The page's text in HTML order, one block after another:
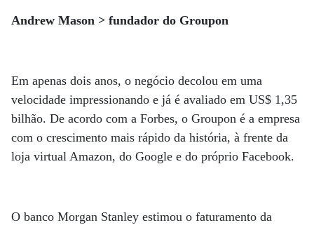
Andrew Mason > fundador do Groupon
Em apenas dois anos, o negócio decolou em uma
velocidade impressionando e já é avaliado em US$ 1,35
bilhão. De acordo com a Forbes, o Groupon é a empresa
com o crescimento mais rápido da história, à frente da
loja virtual Amazon, do Google e do próprio Facebook.
O banco Morgan Stanley estimou o faturamento da